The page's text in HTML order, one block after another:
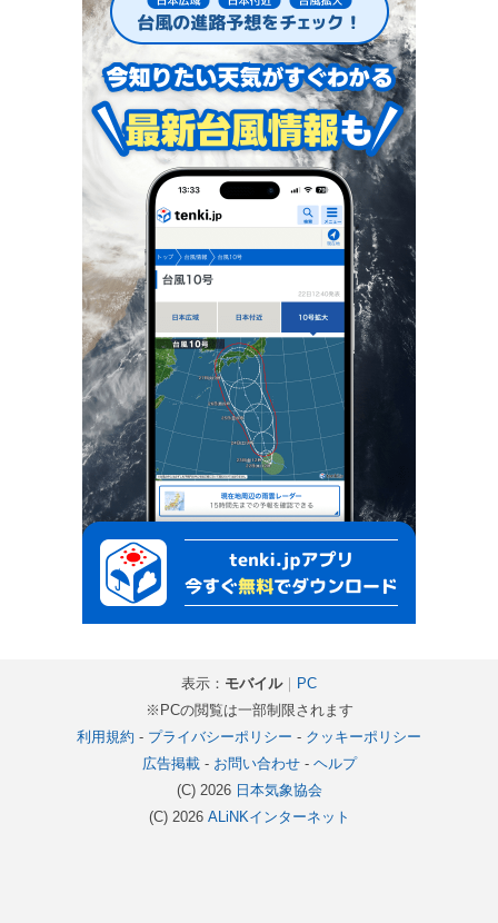
表示： モバイル｜ PC
※PCの閲覧は一部制限されます
利用規約 - プライバシーポリシー - クッキーポリシー
広告掲載- お問い合わせ- ヘルプ
(C) 2026 日本気象協会
(C) 2026 ALiNKインターネット